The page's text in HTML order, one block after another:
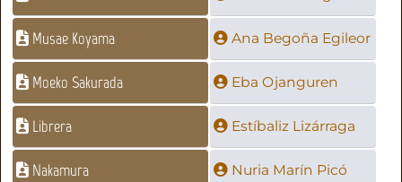
Musae Koyama Ana Begoña Egileor
Moeko Sakurada Eba Ojanguren
Librera Estíbaliz Lizárraga
Nakamura Nuria Marín Picó